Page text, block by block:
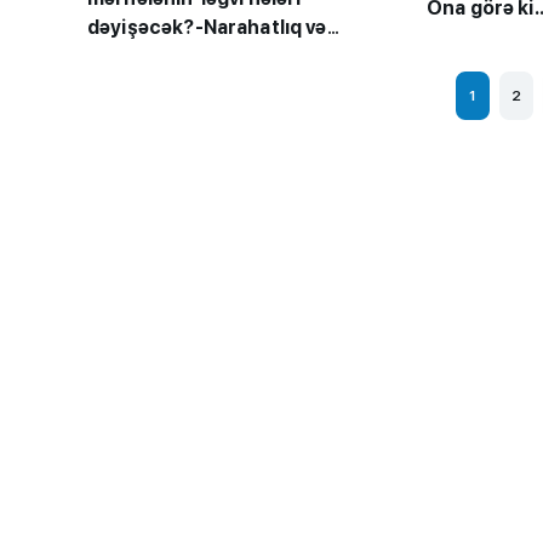
dəyişəcək?-Narahatlıq və
Ona görə
1 2
imtahanları...